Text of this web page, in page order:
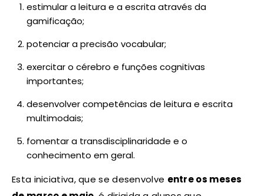
estimular a leitura e a escrita através da
gamificação;
potenciar a precisão vocabular;
exercitar o cérebro e funções cognitivas
importantes;
desenvolver competências de leitura e escrita
multimodais;
fomentar a transdisciplinaridade e o
conhecimento em geral.
Esta iniciativa, que se desenvolve entre os meses